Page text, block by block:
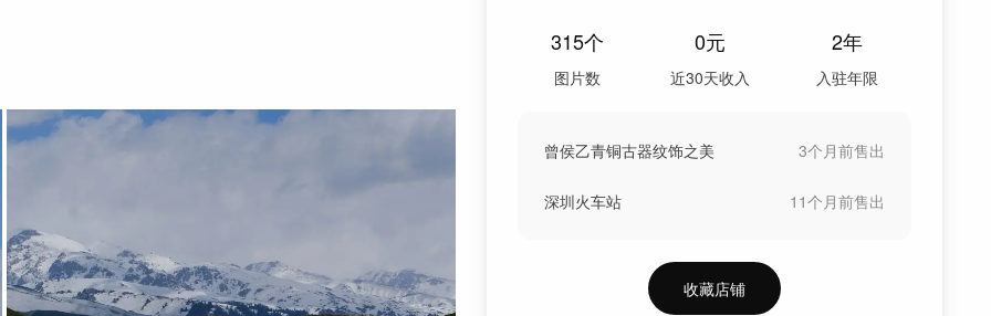
315个
图片数
0元
近30天收入
2年
入驻年限
曾侯乙青铜古器纹饰之美 3个月前售出
深圳火车站 11个月前售出
收藏店铺